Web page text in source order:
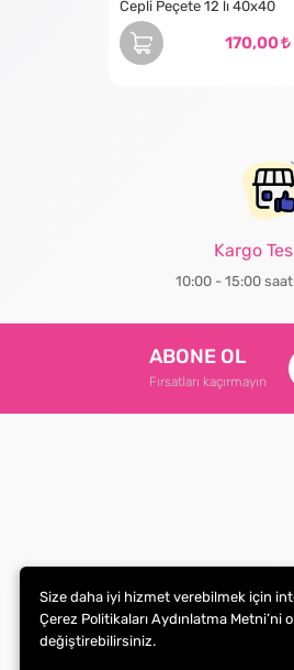
Cepli Peçete 12 lı 40x40
170,00
Kargo
10:00 - 15:00
ABONE OL
Fırsatları kaçırmayın
Size daha iyi hizmet verebilmek için
Çerez Politikaları Aydınlatma
değiştirebilirsiniz.